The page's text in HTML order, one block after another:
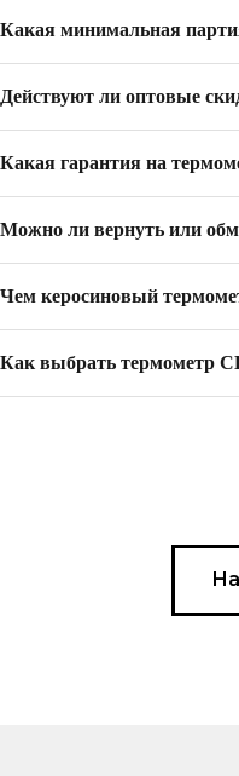
Какая минимальная
Действуют ли оптовые
Какая гарантия на
Можно ли вернуть или
Чем керосиновый
Как выбрать термометр